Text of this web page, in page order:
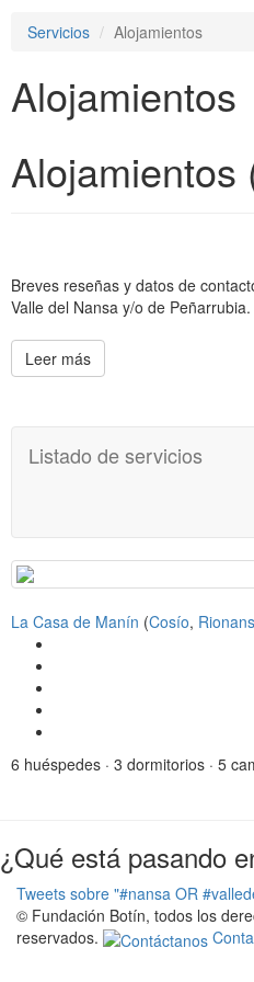
Servicios Alojamientos
Alojamientos
Alojamientos
Breves reseñas y datos de
Valle del Nansa y/o de Peñarrubia.
Leer más
Listado de servicios
La Casa de Manín (Cosío,
6 huéspedes · 3 dormitorios · 5
¿Qué está pasando
Tweets sobre "#nansa OR
© Fundación Botín, todos los
reservados.